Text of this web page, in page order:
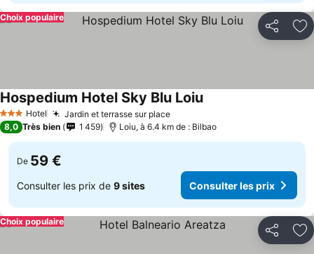
Partager
Choix populaire
3 ÉtoilesHotel Jardin et terrasse sur placeConsulter les prix
Hospedium Hotel Sky Blu LoiuConsulter les prix
8,0 Très bien 1 459 Loiu, à 6.4 km de : Bilbao
De 59 €
Consulter les prix de 9 sites Consulter les prix
Partager
Choix populaire